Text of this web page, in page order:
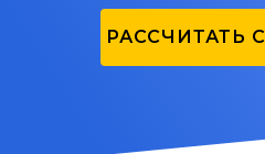
РАССЧИТАТЬ